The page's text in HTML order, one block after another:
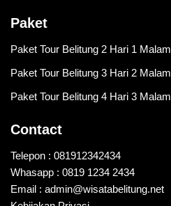
Paket
Paket Tour Belitung 2 Hari 1 Malam
Paket Tour Belitung 3 Hari 2 Malam
Paket Tour Belitung 4 Hari 3 Malam
Contact
Telepon : 081912342434
Whasapp : 0819 1234 2434
Email : admin@wisatabelitung.net